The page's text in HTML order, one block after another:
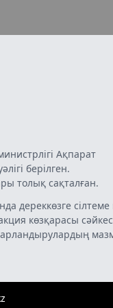
Ақпарат
берілген.
толық сақталған.
дереккөзге сілтеме
көзқарасы